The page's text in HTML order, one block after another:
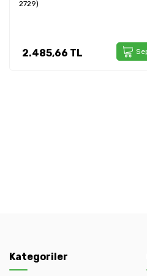
1.350,00TL
Kategoriler